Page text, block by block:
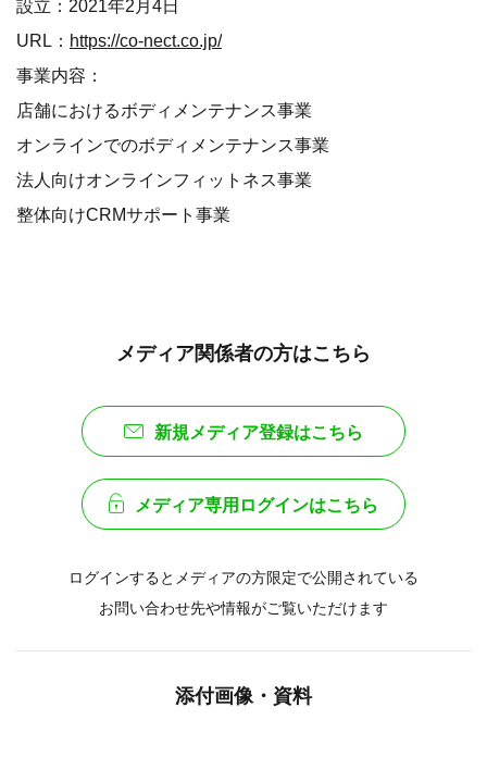
設立：2021年2月4日
URL： https://co-nect.co.jp/
事業内容：
店舗におけるボディメンテナンス事業
オンラインでのボディメンテナンス事業
法人向けオンラインフィットネス事業
整体向けCRMサポート事業
メディア関係者の方はこちら
新規メディア登録はこちら
メディア専用ログインはこちら
ログインするとメディアの方限定で公開されている
お問い合わせ先や情報がご覧いただけます
添付画像・資料